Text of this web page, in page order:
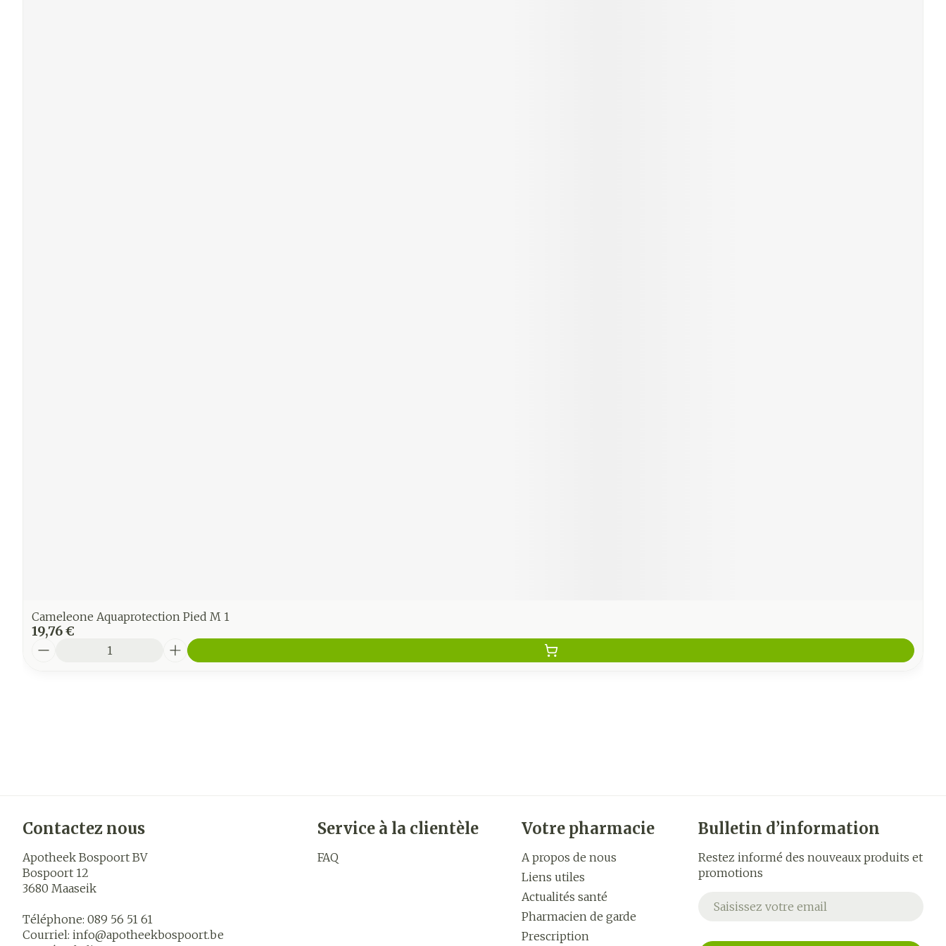
Cameleone Aquaprotection Pied M 1
19,76 €
Contactez nous
Apotheek Bospoort BV
Bospoort 12
3680 Maaseik
Téléphone: 089 56 51 61
Courriel: info@apotheekbospoort.be
Service à la clientèle
FAQ
Votre pharmacie
A propos de nous
Liens utiles
Actualités santé
Pharmacien de garde
Prescription
Bulletin d’information
Restez informé des nouveaux produits et
promotions
Adresse mail